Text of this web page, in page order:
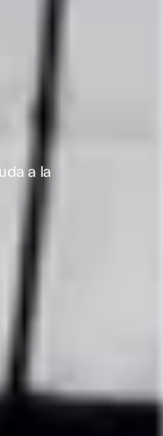
a la